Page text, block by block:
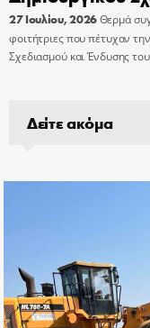
27 Ιουλίου, 2026Θερμά
φοιτήτριες που πέτυχαν
Σχεδιασμού και Ένδυσης του
Δείτε ακόμα